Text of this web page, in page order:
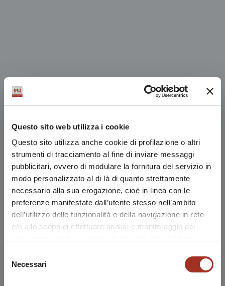
Questo sito web utilizza i cookie
Questo sito utilizza anche cookie di profilazione o altri
strumenti di tracciamento al fine di inviare messaggi
pubblicitari, ovvero di modulare la fornitura del servizio in
modo personalizzato al di là di quanto strettamente
necessario alla sua erogazione, cioè in linea con le
preferenze manifestate dall’utente stesso nell’ambito
dell’utilizzo delle funzionalità e della navigazione in rete
e/o allo scopo di effettuare analisi e monitoraggio dei
nostro sito, con i nostri partner che si occupano di analisi
dei dati web, pubblicità e social media, i quali potrebbero
delNecessari